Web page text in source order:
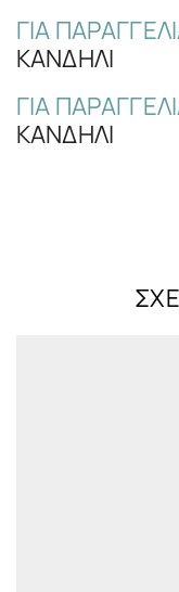
ΓΙΑ
ΚΑΝΔΉΛΙ
ΓΙΑ
ΚΑΝΔΉΛΙ